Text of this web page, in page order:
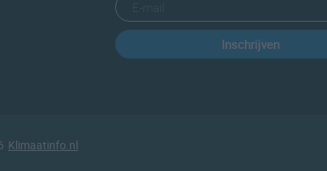
Inschrijven
Klimaatinfo.nl